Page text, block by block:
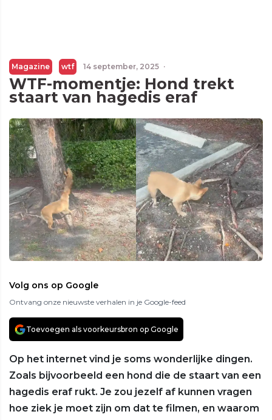
Magazine wtf 14 september, 2025 ·
WTF-momentje: Hond trekt
staart van hagedis eraf
Volg ons op Google
Ontvang onze nieuwste verhalen in je Google-feed
Toevoegen als voorkeursbron op Google
Op het internet vind je soms wonderlijke dingen.
Zoals bijvoorbeeld een hond die de staart van een
hagedis eraf rukt. Je zou jezelf af kunnen vragen
hoe ziek je moet zijn om dat te filmen, en waarom